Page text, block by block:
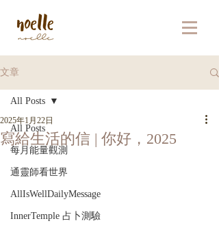
文章
All Posts
每月能量觀測
通靈師看世界
AllIsWellDailyMessage
InnerTemple 占卜測驗
All Posts
寫給生活的信 | 你好，2025
2025年1月22日